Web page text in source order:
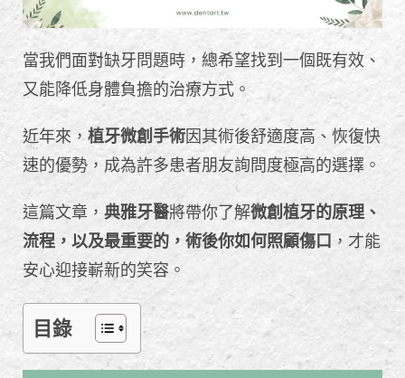
當我們面對缺牙問題時，總希望找到一個既有效、
又能降低身體負擔的治療方式。
近年來，植牙微創手術因其術後舒適度高、恢復快
速的優勢，成為許多患者朋友詢問度極高的選擇。
這篇文章， 典雅牙醫將帶你了解微創植牙的原理、
流程，以及最重要的，術後你如何照顧傷口 ，才能
安心迎接嶄新的笑容。
目錄